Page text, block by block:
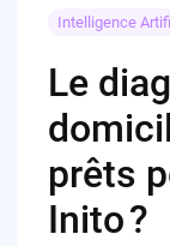
Intelligence
Le
prêts
Inito ?